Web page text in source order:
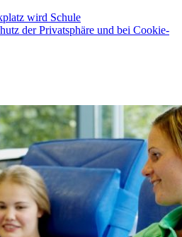
wird Schule
der Privatsphäre und bei Cookie-